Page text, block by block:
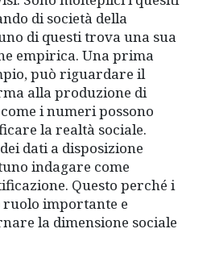
di società della
di questi trova una sua
empirica. Una prima
può riguardare il
alla produzione di
i numeri possono
la realtà sociale.
dati a disposizione
indagare come
Questo perché i
importante e
la dimensione sociale